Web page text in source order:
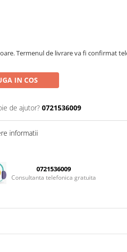
Termenul de livrare va fi confirmat
IN COS
de ajutor? 0721536009
informatii
0721536009
Consultanta telefonica gratuita